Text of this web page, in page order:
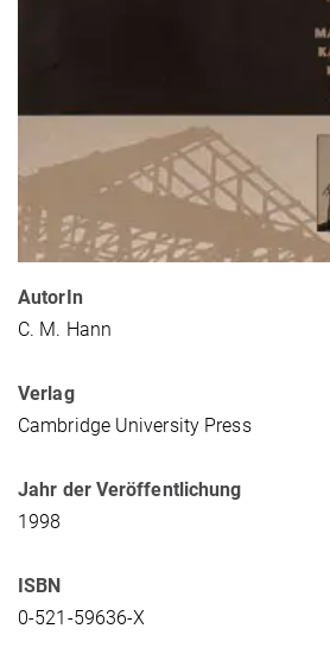
AutorIn
C. M. Hann
Verlag
Cambridge University Press
Jahr der Veröffentlichung
1998
ISBN
0-521-59636-X